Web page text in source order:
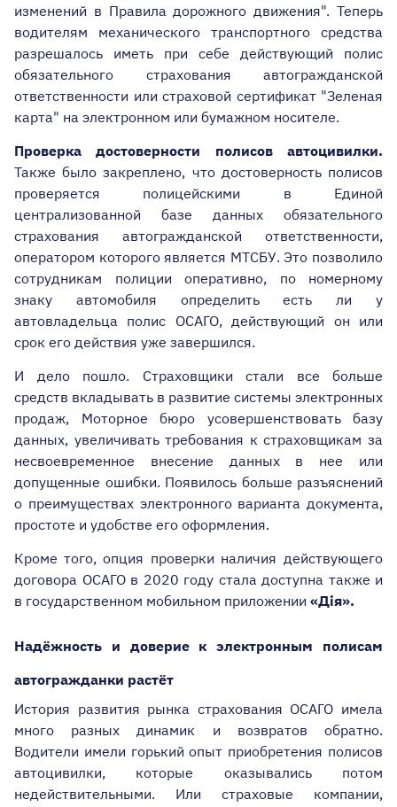
изменений в Правила дорожного движения". Теперь
водителям механического транспортного средства
разрешалось иметь при себе действующий полис
обязательного страхования автогражданской
ответственности или страховой сертификат "Зеленая
карта" на электронном или бумажном носителе.
Проверка достоверности полисов автоцивилки.
Также было закреплено, что достоверность полисов
проверяется полицейскими в Единой
централизованной базе данных обязательного
страхования автогражданской ответственности,
оператором которого является МТСБУ. Это позволило
сотрудникам полиции оперативно, по номерному
знаку автомобиля определить есть ли у
автовладельца полис ОСАГО, действующий он или
срок его действия уже завершился.
И дело пошло. Страховщики стали все больше
средств вкладывать в развитие системы электронных
продаж, Моторное бюро усовершенствовать базу
данных, увеличивать требования к страховщикам за
несвоевременное внесение данных в нее или
допущенные ошибки. Появилось больше разъяснений
о преимуществах электронного варианта документа,
простоте и удобстве его оформления.
Кроме того, опция проверки наличия действующего
договора ОСАГО в 2020 году стала доступна также и
в государственном мобильном приложении «Дія».
Надёжность и доверие к электронным полисам
автогражданки растёт
История развития рынка страхования ОСАГО имела
много разных динамик и возвратов обратно.
Водители имели горький опыт приобретения полисов
автоцивилки, которые оказывались потом
недействительными. Или страховые компании,